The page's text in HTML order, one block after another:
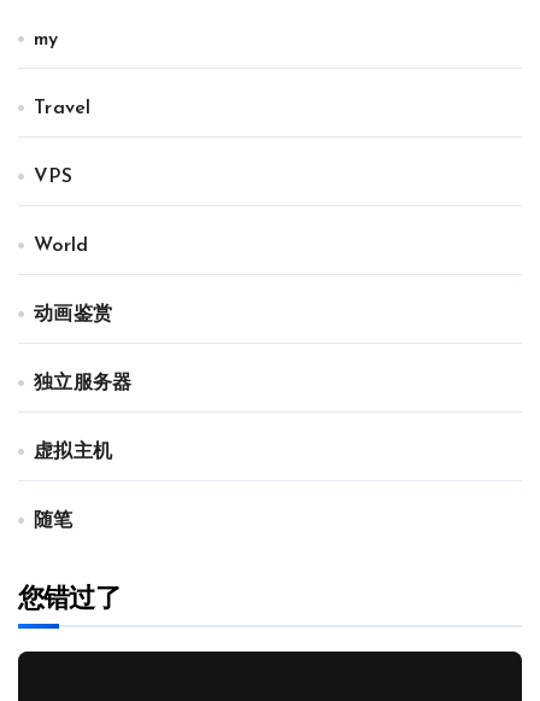
my
Travel
VPS
World
动画鉴赏
独立服务器
虚拟主机
随笔
您错过了